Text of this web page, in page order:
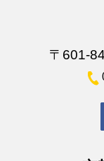
〒601-